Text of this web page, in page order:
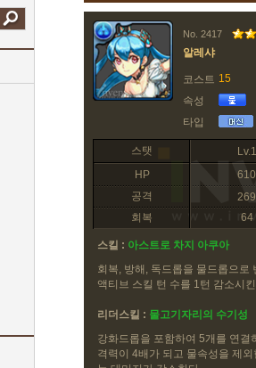
No. 2417
알레샤
코스트 15
속성
타입
스탯
Lv.1
HP
610
공격
269
회복
64
스킬 : 아스트로 차지 아쿠아
회복, 방해, 독드롭을 물드롭으로
액티브 스킬 턴 수를 1턴 감소시
리더스킬 : 물고기자리의 수기성
강화드롭을 포함하여 5개를 연
격력이 4배가 되고 물속성을 제